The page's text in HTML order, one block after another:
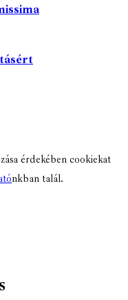
érdekében cookiekat
nkban talál.